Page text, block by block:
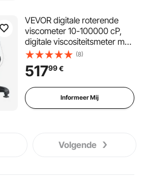
VEVOR digitale roterende
viscometer 10-100000 cP,
digitale viscositeitsmeter met
een nauwkeurigheid van
±2%, inclusief 4 reflectoren,
LCD-display en
Roterende viscometer voor
inkten, verven, lijmen en
(8)
51799€
Informeer Mij
Volgende